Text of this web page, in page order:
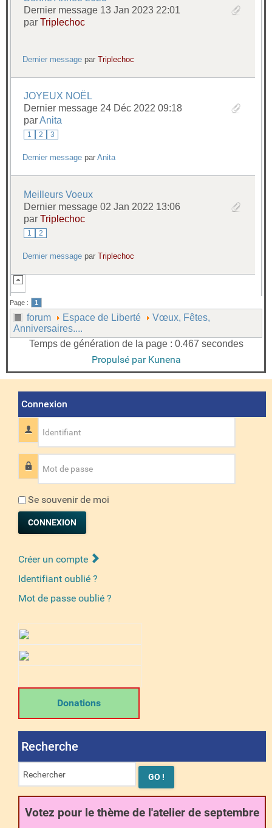
Dernier message 13 Jan 2023 22:01
par Triplechoc
Dernier message parTriplechoc
JOYEUX NOËL
Dernier message 24 Déc 2022 09:18
parAnita
1 2 3
Dernier message parAnita
Meilleurs Voeux
Dernier message 02 Jan 2022 13:06
par Triplechoc
1 2
Dernier message parTriplechoc
Page : 1
forum Espace de Liberté
Vœux, Fêtes,
Anniversaires....
Temps de génération de la page : 0.467 secondes
Propulsé par Kunena
Connexion
Identifiant
Mot de passe
Se souvenir de moi
CONNEXION
Créer un compte
Identifiant oublié ?
Mot de passe oublié ?
Donations
Recherche
Votez pour le thème de l'atelier de septembre